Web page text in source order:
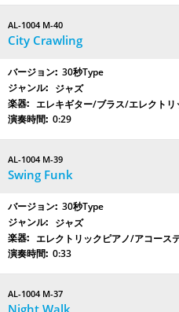
AL-1004 M-40
City Crawling
30秒Type
ジャズ
エレキギター/ブラス/エレクトリ
0:29
AL-1004 M-39
Swing Funk
30秒Type
ジャズ
エレクトリックピアノ/アコース
0:33
AL-1004 M-37